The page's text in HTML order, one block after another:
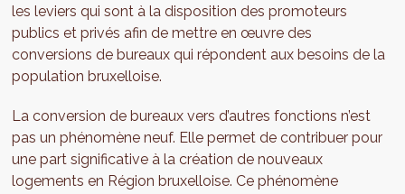
les leviers qui sont à la disposition des promoteurs
publics et privés afin de mettre en œuvre des
conversions de bureaux qui répondent aux besoins de la
population bruxelloise.
La conversion de bureaux vers d’autres fonctions n’est
pas un phénomène neuf. Elle permet de contribuer pour
une part significative à la création de nouveaux
logements en Région bruxelloise. Ce phénomène